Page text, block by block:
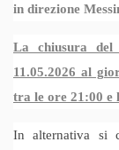
in direzione
La chiusura del
11.05.2026 al
tra le ore 21:00 e
Inalternativa si